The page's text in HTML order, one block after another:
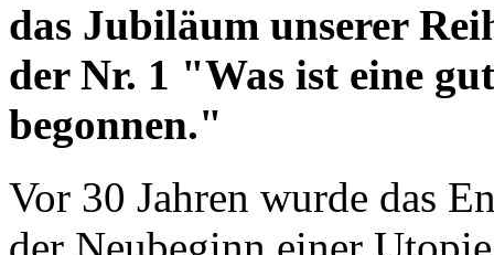
das Jubiläum unserer
der Nr. 1 "Was ist eine
begonnen."
Vor 30 Jahren wurde das